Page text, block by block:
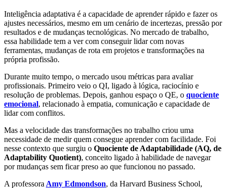
Inteligência adaptativa é a capacidade de aprender rápido e fazer os
ajustes necessários, mesmo em um cenário de incertezas, pressão por
resultados e de mudanças tecnológicas. No mercado de trabalho,
essa habilidade tem a ver com conseguir lidar com novas
ferramentas, mudanças de rota em projetos e transformações na
própria profissão.
Durante muito tempo, o mercado usou métricas para avaliar
profissionais. Primeiro veio o QI, ligado à lógica, raciocínio e
resolução de problemas. Depois, ganhou espaço o QE, o quociente
emocional, relacionado à empatia, comunicação e capacidade de
lidar com conflitos.
Mas a velocidade das transformações no trabalho criou uma
necessidade de medir quem consegue aprender com facilidade. Foi
nesse contexto que surgiu o Quociente de Adaptabilidade (AQ, de
Adaptability Quotient), conceito ligado à habilidade de navegar
por mudanças sem ficar preso ao que funcionou no passado.
A professora Amy Edmondson, da Harvard Business School,